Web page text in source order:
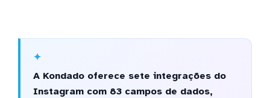
A Kondado oferece sete integrações do
Instagram com 83 campos de dados,